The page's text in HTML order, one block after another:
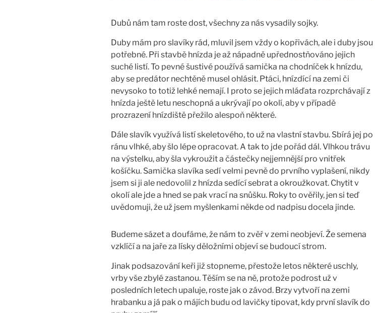
Dubů nám tam roste dost, všechny za nás vysadily sojky.
Duby mám pro slavíky rád, mluvil jsem vždy o kopřivách, ale i duby jsou
potřebné. Při stavbě hnízda je až nápadně upřednostňováno jejich
suché listí. To pevné šustivé používá samička na chodníček k hnízdu,
aby se predátor nechtěně musel ohlásit. Ptáci, hnízdící na zemi či
nevysoko to totiž lehké nemají. I proto se jejich mláďata rozprchávají z
hnízda ještě letu neschopná a ukrývají po okolí, aby v případě
prozrazení hnízdiště přežilo alespoň některé.
Dále slavík využívá listí skeletového, to už na vlastní stavbu. Sbírá jej po
ránu vlhké, aby šlo lépe opracovat. A tak to jde pořád dál. Vlhkou trávu
na výstelku, aby šla vykroužit a částečky nejjemnější pro vnitřek
košíčku. Samička slavíka sedí velmi pevně do prvního vyplašení, nikdy
jsem si ji ale nedovolil z hnízda sedící sebrat a okroužkovat. Chytit v
okolí ale jde a hned se pak vrací na snůšku. Roky to ověřily, jen si teď
uvědomuji, že už jsem myšlenkami někde od nadpisu docela jinde.
Budeme sázet a doufáme, že nám to zvěř v zemi neobjeví. Že semena
vzklíčí a na jaře za lísky děložními objeví se budoucí strom.
Jinak podsazování keři již stopneme, přestože letos některé uschly,
vrby vše zbylé zastanou. Těším se na ně, protože podrost už v
posledních letech upaluje, roste jak o závod. Brzy vytvoří na zemi
hrabanku a já pak o májích budu od lavičky tipovat, kdy první slavík do